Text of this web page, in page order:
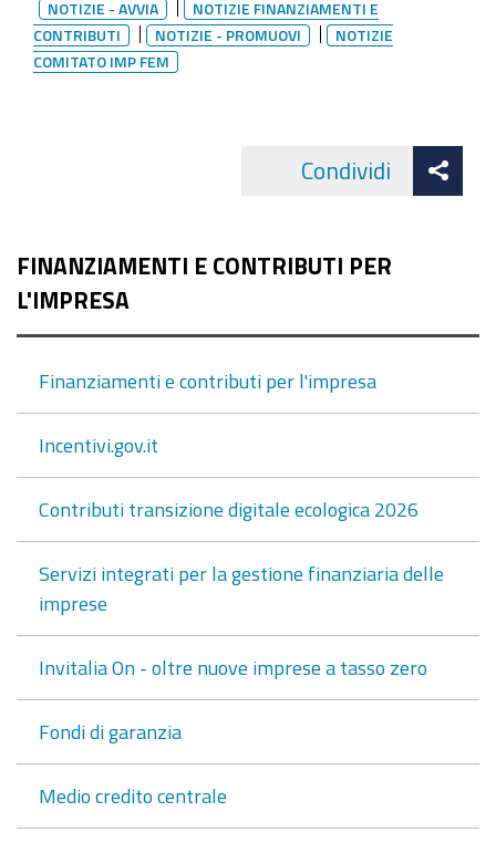
NOTIZIE - AVVIA
NOTIZIE FINANZIAMENTI E
CONTRIBUTI
NOTIZIE - PROMUOVI
NOTIZIE
COMITATO IMP FEM
Condividi
FINANZIAMENTI E CONTRIBUTI PER
L'IMPRESA
Finanziamenti e contributi per l'impresa
Incentivi.gov.it
Contributi transizione digitale ecologica 2026
Servizi integrati per la gestione finanziaria delle
imprese
Invitalia On - oltre nuove imprese a tasso zero
Fondi di garanzia
Medio credito centrale